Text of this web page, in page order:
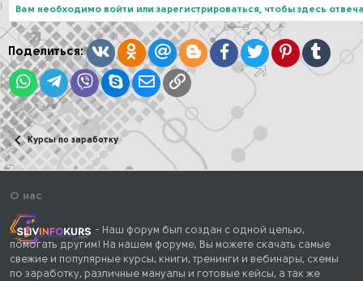
ц
и
и
:
Вам необходимо войти или зарегистрироваться, чтобы здесь
Поделиться: ВконтактеОдноклассники
Mail.ruBloggerFacebook
TwitterPinterestTumblr
WhatsAppTelegram
ViberSkypeЭлектронная почта
Ссылка
Курсы по заработку
О нас
- Наш форум был создан с одной целью,
помогать другим! На нашем форуме, Вы можете скачать самые
свежие и популярные курсы, книги, тренинги и вебинары, схемы
по заработку, различные мануалы и готовые кейсы, а так же